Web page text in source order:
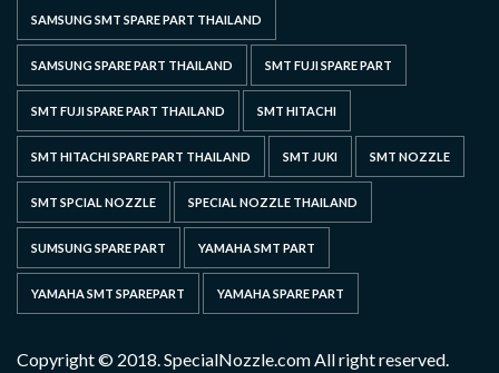
SAMSUNG SMT SPARE PART THAILAND
SAMSUNG SPARE PART THAILAND SMT FUJI SPARE PART
SMT FUJI SPARE PART THAILAND SMT HITACHI
SMT HITACHI SPARE PART THAILAND SMT JUKI SMT NOZZLE
SMT SPCIAL NOZZLE SPECIAL NOZZLE THAILAND
SUMSUNG SPARE PART YAMAHA SMT PART
YAMAHA SMT SPAREPART YAMAHA SPARE PART
Copyright © 2018. SpecialNozzle.com All right reserved.